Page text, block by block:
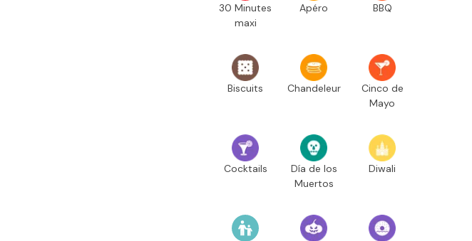
30 Minutes
maxi
Apéro BBQ
Biscuits Chandeleur
Cinco de
Mayo
Cocktails
Día de los
Muertos
Diwali